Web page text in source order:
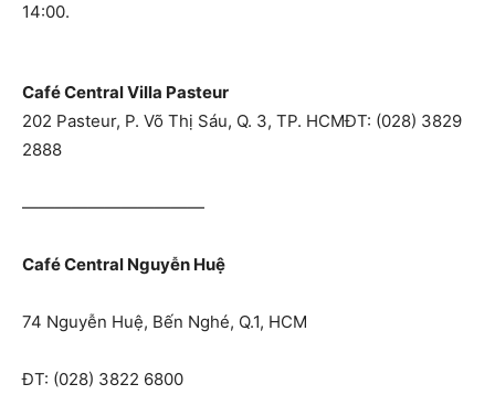
14:00.
Café Central Villa Pasteur
202 Pasteur, P. Võ Thị Sáu, Q. 3, TP. HCMĐT: (028) 3829
2888
———————————
Café Central Nguyễn Huệ
74 Nguyễn Huệ, Bến Nghé, Q.1, HCM
ĐT: (028) 3822 6800